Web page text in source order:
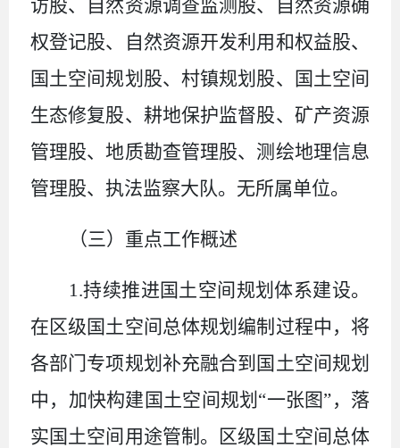
访股、自然资源调查监测股、自然资源确
权登记股、自然资源开发利用和权益股、
国土空间规划股、村镇规划股、国土空间
生态修复股、耕地保护监督股、矿产资源
管理股、地质勘查管理股、测绘地理信息
管理股、执法监察大队。 无所属单位。
（三）重点工作概述
1.持续推进国土空间规划体系建设。
在区级国土空间总体规划编制过程中，将
各部门专项规划补充融合到国土空间规划
中，加快构建国土空间规划“一张图”，落
实国土空间用途管制。区级国土空间总体